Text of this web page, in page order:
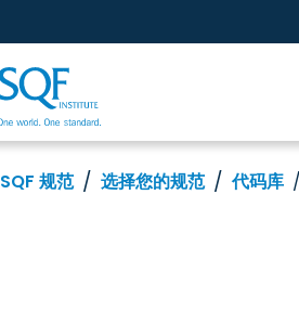
SQF 规范 选择您的规范 代码库